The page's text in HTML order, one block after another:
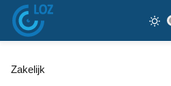
Zakelijk